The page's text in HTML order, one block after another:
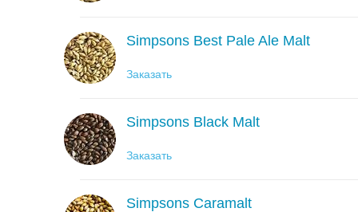
Simpsons Best Pale Ale Malt
Заказать
Simpsons Black Malt
Заказать
Simpsons Caramalt